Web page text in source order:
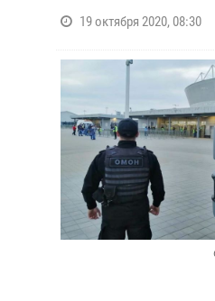
19 октября 2020, 08:30